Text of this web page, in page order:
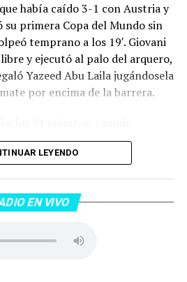
había caído 3-1 con Austria y
primera Copa del Mundo sin
temprano a los 19′. Giovani
y ejecutó al palo del arquero,
Yazeed Abu Laila jugándosela
por encima de la barrera.
de penal el 2-0. El Toro
del Mundo, tras no
Senesi, que intentó ir a
de un tiro en el travesaño del
jordano.
LEYENDO
EN VIVO